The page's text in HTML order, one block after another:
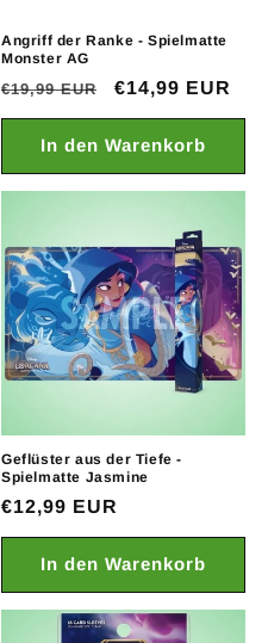
Angriff der Ranke - Spielmatte
Monster AG
Normaler
Preis
€19,99 EUR Verkaufspreis
€14,99 EUR
In den Warenkorb
Geflüster aus der Tiefe -
Spielmatte Jasmine
Normaler
Preis
€12,99 EUR
In den Warenkorb